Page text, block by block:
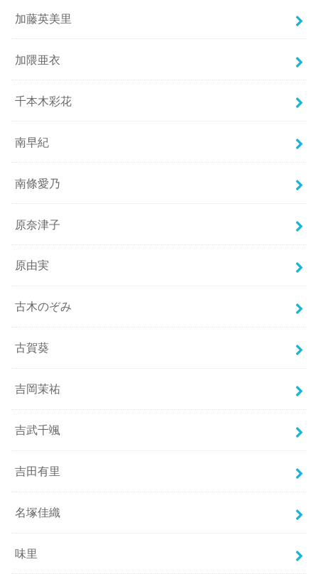
加藤英美里
加隈亜衣
千本木彩花
南早紀
南條愛乃
原奈津子
原由実
古木のぞみ
古賀葵
吉岡茉祐
吉武千颯
吉田有里
名塚佳織
味里